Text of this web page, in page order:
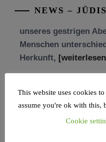
NEWS –
Menschen
Tisch’a beAw 5786
[weiterlesen]
This website uses cookies
assume you're ok with this,
Cookie